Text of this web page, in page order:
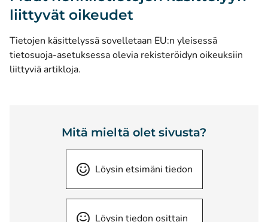
liittyvät oikeudet
Tietojen käsittelyssä sovelletaan EU:n yleisessä
tietosuoja-asetuksessa olevia rekisteröidyn oikeuksiin
liittyviä artikloja.
Mitä mieltä olet sivusta?
Löysin etsimäni tiedon
Löysin tiedon osittain